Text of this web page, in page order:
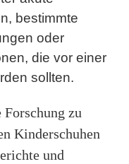
bestimmte
oder
die vor einer
sollten.
zu
Kinderschuhen
und